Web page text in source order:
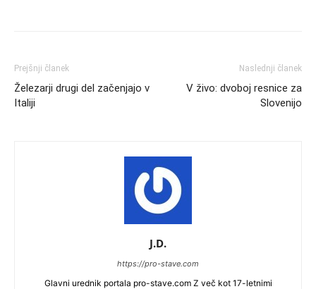
Prejšnji članek
Železarji drugi del začenjajo v
Italiji
Naslednji članek
V živo: dvoboj resnice za
Slovenijo
J.D.
https://pro-stave.com
Glavni urednik portala pro-stave.com Z več kot 17-letnimi